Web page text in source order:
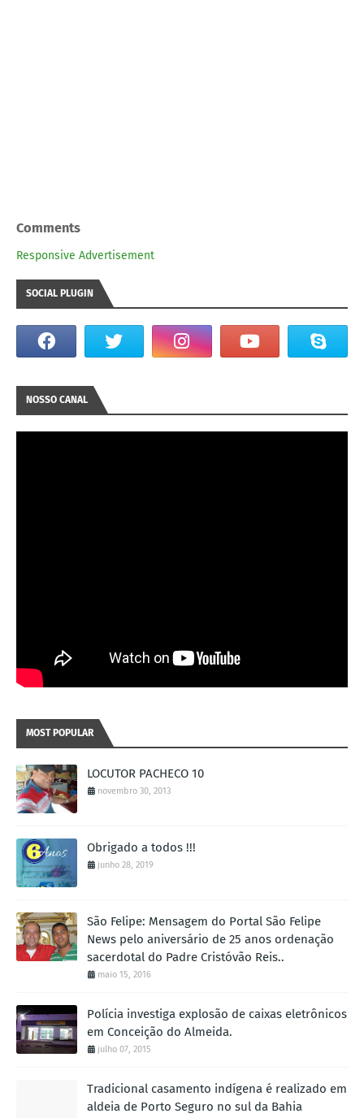
Comments
Responsive Advertisement
SOCIAL PLUGIN
NOSSO CANAL
MOST POPULAR
LOCUTOR PACHECO 10
novembro 30, 2013
Obrigado a todos !!!
junho 28, 2019
São Felipe: Mensagem do Portal São Felipe
News pelo aniversário de 25 anos ordenação
sacerdotal do Padre Cristóvão Reis..
maio 15, 2016
Polícia investiga explosão de caixas eletrônicos
em Conceição do Almeida.
julho 07, 2015
Tradicional casamento indígena é realizado em
aldeia de Porto Seguro no sul da Bahia